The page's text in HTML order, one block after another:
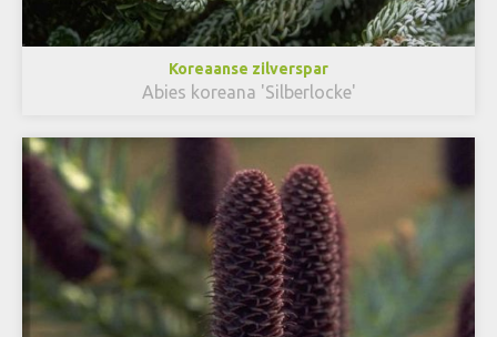
Koreaanse zilverspar
Abies koreana 'Silberlocke'